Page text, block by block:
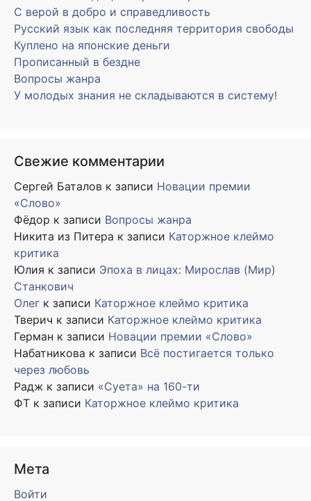
С верой в добро и справедливость
Русский язык как последняя территория свободы
Куплено на японские деньги
Прописанный в бездне
Вопросы жанра
У молодых знания не складываются в систему!
Свежие комментарии
Сергей Баталов к записи Новации премии
«Слово»
Фёдор к записи Вопросы жанра
Никита из Питера к записи Каторжное клеймо
критика
Юлия к записи Эпоха в лицах: Мирослав (Мир)
Станкович
Олег к записи Каторжное клеймо критика
Тверич к записи Каторжное клеймо критика
Герман к записи Новации премии «Слово»
Набатникова к записи Всё постигается только
через любовь
Радж к записи «Суета» на 160-ти
ФТ к записи Каторжное клеймо критика
Мета
Войти